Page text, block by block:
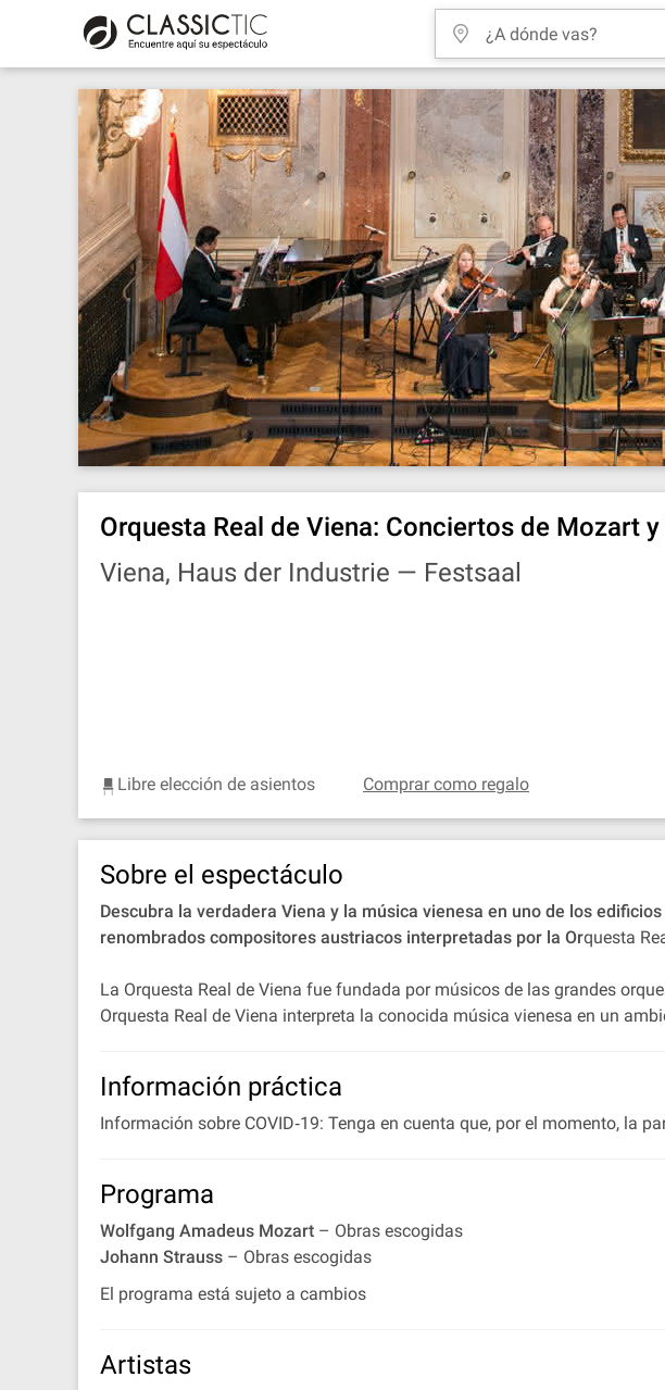
Orquesta Real de Viena: Conciertos de Mozart
Viena, Haus der Industrie — Festsaal
Libre elección de asientos Comprar como regalo
Sobre el espectáculo
Descubra la verdadera Viena y la música vienesa en uno de los
renombrados compositores austriacos interpretadas por la Orquesta
La Orquesta Real de Viena fue fundada por músicos de las grandes
Orquesta Real de Viena interpreta la conocida música vienesa en un
Información práctica
Información sobre COVID‐19: Tenga en cuenta que, por el momento, la
Programa
Wolfgang Amadeus Mozart – Obras escogidas
Johann Strauss – Obras escogidas
El programa está sujeto a cambios
Artistas